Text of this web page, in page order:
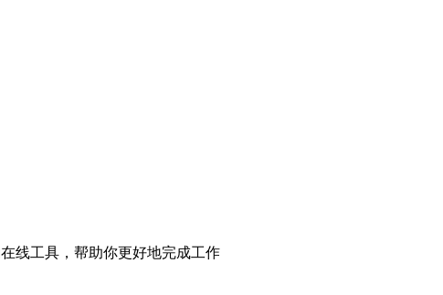
线工具，帮助你更好地完成工作